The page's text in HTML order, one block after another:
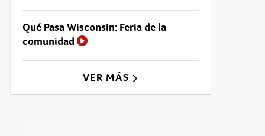
Qué Pasa Wisconsin: Feria de la
comunidad
VER MÁS